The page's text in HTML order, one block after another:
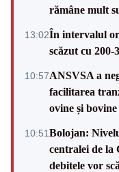
rămâne mult
13:02În intervalul
scăzut cu 200-
10:57ANSVSA a
facilitarea
ovine și bovine
10:51Bolojan:
centralei de la
debitele vor